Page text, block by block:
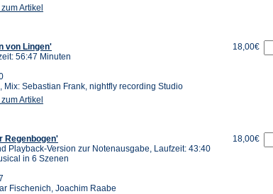
Artikel
von Lingen'
56:47 Minuten
Mix: Sebastian Frank, nightfly recording Studio
Artikel
18,00€
Regenbogen'
Playback-Version zur Notenausgabe, Laufzeit: 43:40
in 6 Szenen
Fischenich, Joachim Raabe
18,00€